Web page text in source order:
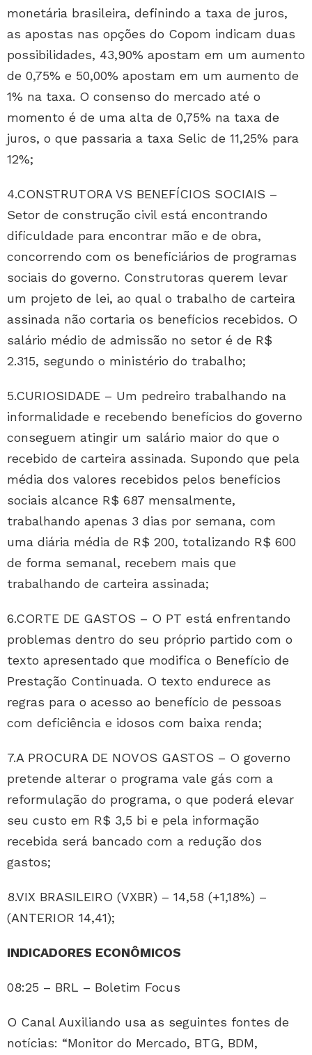
monetária brasileira, definindo a taxa de juros,
as apostas nas opções do Copom indicam duas
possibilidades, 43,90% apostam em um aumento
de 0,75% e 50,00% apostam em um aumento de
1% na taxa. O consenso do mercado até o
momento é de uma alta de 0,75% na taxa de
juros, o que passaria a taxa Selic de 11,25% para
12%;
4.CONSTRUTORA VS BENEFÍCIOS SOCIAIS –
Setor de construção civil está encontrando
dificuldade para encontrar mão e de obra,
concorrendo com os beneficiários de programas
sociais do governo. Construtoras querem levar
um projeto de lei, ao qual o trabalho de carteira
assinada não cortaria os benefícios recebidos. O
salário médio de admissão no setor é de R$
2.315, segundo o ministério do trabalho;
5.CURIOSIDADE – Um pedreiro trabalhando na
informalidade e recebendo benefícios do governo
conseguem atingir um salário maior do que o
recebido de carteira assinada. Supondo que pela
média dos valores recebidos pelos benefícios
sociais alcance R$ 687 mensalmente,
trabalhando apenas 3 dias por semana, com
uma diária média de R$ 200, totalizando R$ 600
de forma semanal, recebem mais que
trabalhando de carteira assinada;
6.CORTE DE GASTOS – O PT está enfrentando
problemas dentro do seu próprio partido com o
texto apresentado que modifica o Benefício de
Prestação Continuada. O texto endurece as
regras para o acesso ao benefício de pessoas
com deficiência e idosos com baixa renda;
7.A PROCURA DE NOVOS GASTOS – O governo
pretende alterar o programa vale gás com a
reformulação do programa, o que poderá elevar
seu custo em R$ 3,5 bi e pela informação
recebida será bancado com a redução dos
gastos;
8.VIX BRASILEIRO (VXBR) – 14,58 (+1,18%) –
(ANTERIOR 14,41);
INDICADORES ECONÔMICOS
08:25 – BRL – Boletim Focus
O Canal Auxiliando usa as seguintes fontes de
notícias: “Monitor do Mercado, BTG, BDM,